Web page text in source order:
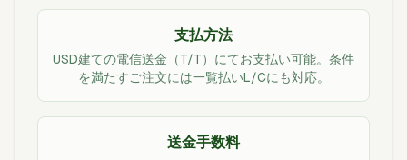
支払方法
USD建ての電信送金（T/T）にてお支払い可能。条件
を満たすご注文には一覧払いL/Cにも対応。
送金手数料